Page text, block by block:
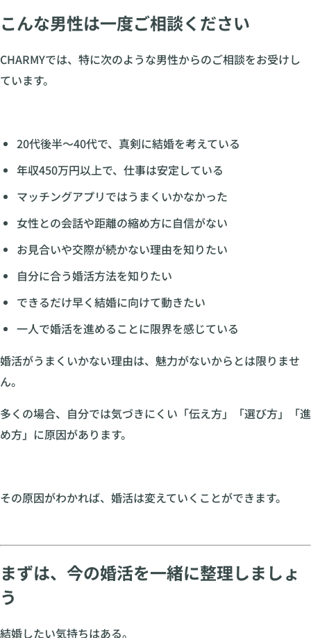
こんな男性は一度ご相談ください
CHARMYでは、特に次のような男性からのご相談をお受けし
ています。
20代後半〜40代で、真剣に結婚を考えている
年収450万円以上で、仕事は安定している
マッチングアプリではうまくいかなかった
女性との会話や距離の縮め方に自信がない
お見合いや交際が続かない理由を知りたい
自分に合う婚活方法を知りたい
できるだけ早く結婚に向けて動きたい
一人で婚活を進めることに限界を感じている
婚活がうまくいかない理由は、魅力がないからとは限りませ
ん。
多くの場合、自分では気づきにくい「伝え方」「選び方」「進
め方」に原因があります。
その原因がわかれば、婚活は変えていくことができます。
まずは、今の婚活を一緒に整理しましょ
う
結婚したい気持ちはある。